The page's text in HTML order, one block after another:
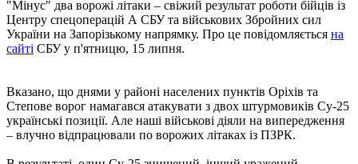
"Мінус" два ворожі літаки – свіжий результат роботи бійців із
Центру спецоперацій А СБУ та військових Збройних сил
України на Запорізькому напрямку. Про це повідомляється на
сайті СБУ у п'ятницю, 15 липня.
Вказано, що днями у районі населених пунктів Оріхів та
Степове ворог намагався атакувати з двох штурмовиків Су-25
українські позиції. Але наші військові діяли на випередження
– влучно відпрацювали по ворожих літаках із ПЗРК.